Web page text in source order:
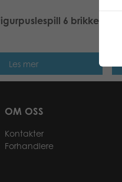
6 brikker
Les mer
OM OSS
Kontakter
Forhandlere